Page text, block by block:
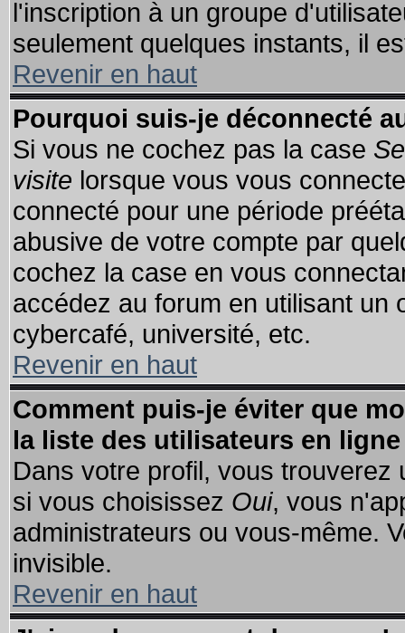
l'inscription à un groupe
seulement quelques instants, il
Revenir en haut
Pourquoi suis-je déconnecté
Si vous ne cochez pas la case
visite lorsque vous vous
connecté pour une période
abusive de votre compte par
cochez la case en vous
accédez au forum en utilisant un
cybercafé, université, etc.
Revenir en haut
Comment puis-je éviter que
la liste des utilisateurs en
Dans votre profil, vous trouverez
si vous choisissez Oui, vous
administrateurs ou vous-même.
invisible.
Revenir en haut